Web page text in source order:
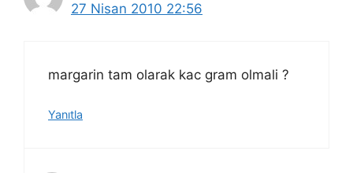
27 Nisan 2010 22:56
margarin tam olarak kac gram olmali ?
Yanıtla